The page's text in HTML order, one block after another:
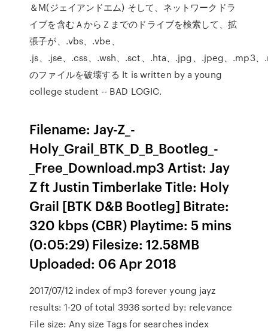
＆M(ジェイアンドエム) そして、ネットワークドラ
イブを含むＡからＺまでのドライブを検索して、拡
張子が、.vbs、.vbe、
.js、.jse、.css、.wsh、.sct、.hta、.jpg、.jpeg、.mp3、
のファイルを破壊する It is written by a young
college student -- BAD LOGIC.
Filename: Jay-Z_-
Holy_Grail_BTK_D_B_Bootleg_-
_Free_Download.mp3 Artist: Jay
Z ft Justin Timberlake Title: Holy
Grail [BTK D&B Bootleg] Bitrate:
320 kbps (CBR) Playtime: 5 mins
(0:05:29) Filesize: 12.58MB
Uploaded: 06 Apr 2018
2017/07/12 index of mp3 forever young jayz
results: 1-20 of total 3936 sorted by: relevance
File size: Any size Tags for searches index